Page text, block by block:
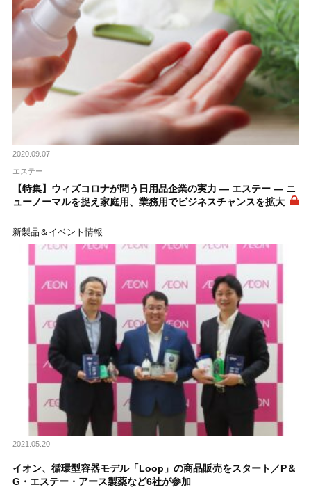
2020.09.07
エステー
【特集】ウィズコロナが問う日用品企業の実力 ― エステー ― ニ
ューノーマルを捉え家庭用、業務用でビジネスチャンスを拡大
新製品＆イベント情報
2021.05.20
イオン、循環型容器モデル「Loop」の商品販売をスタート／P＆
G・エステー・アース製薬など6社が参加